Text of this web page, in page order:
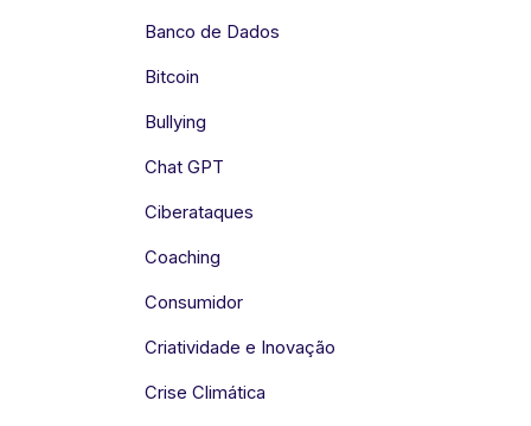
Banco de Dados
Bitcoin
Bullying
Chat GPT
Ciberataques
Coaching
Consumidor
Criatividade e Inovação
Crise Climática